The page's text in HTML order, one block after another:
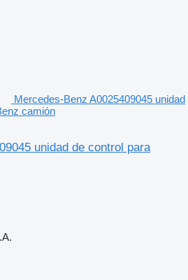
Mercedes-Benz A0025409045 unidad
camión
unidad de control para